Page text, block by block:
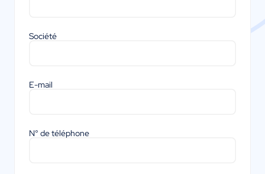
Société
E-mail
N° de téléphone